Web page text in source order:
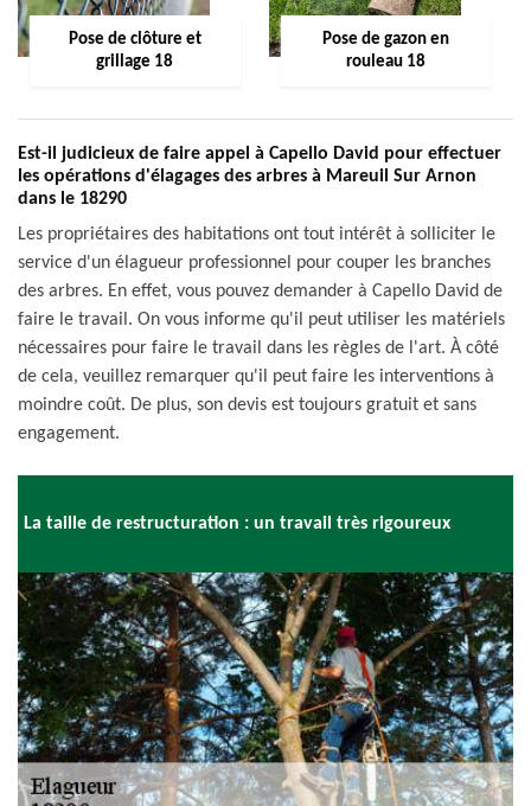
Pose de clôture et
grillage 18
Pose de gazon en
rouleau 18
Est-il judicieux de faire appel à Capello David pour effectuer
les opérations d'élagages des arbres à Mareuil Sur Arnon
dans le 18290
Les propriétaires des habitations ont tout intérêt à solliciter le
service d'un élagueur professionnel pour couper les branches
des arbres. En effet, vous pouvez demander à Capello David de
faire le travail. On vous informe qu'il peut utiliser les matériels
nécessaires pour faire le travail dans les règles de l'art. À côté
de cela, veuillez remarquer qu'il peut faire les interventions à
moindre coût. De plus, son devis est toujours gratuit et sans
engagement.
La taille de restructuration : un travail très rigoureux